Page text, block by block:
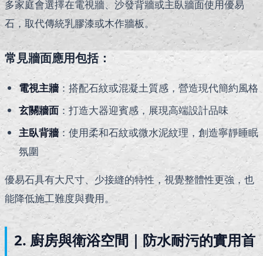
多家庭會選擇在電視牆、沙發背牆或主臥牆面使用優易
石，取代傳統乳膠漆或木作牆板。
常見牆面應用包括：
電視主牆 ：搭配石紋或混凝土質感，營造現代簡約風格
玄關牆面 ：打造大器迎賓感，展現高端設計品味
主臥背牆 ：使用柔和石紋或微水泥紋理，創造寧靜睡眠
氛圍
優易石具有大尺寸、少接縫的特性，視覺整體性更強，也
能降低施工難度與費用。
2. 廚房與衛浴空間｜防水耐污的實用首